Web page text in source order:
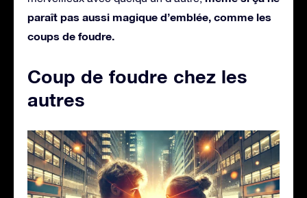
paraît pas aussi magique d’emblée, comme les
coups de foudre.
Coup de foudre chez les
autres